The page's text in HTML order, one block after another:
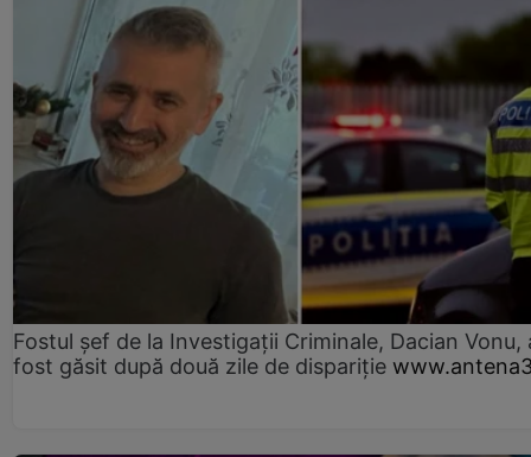
Fostul șef de la Investigații Criminale, Dacian Vonu,
fost găsit după două zile de dispariţie